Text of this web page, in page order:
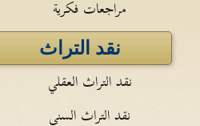
مراجعات فكرية
نقد التراث
نقد التراث العقلي
نقد التراث السني